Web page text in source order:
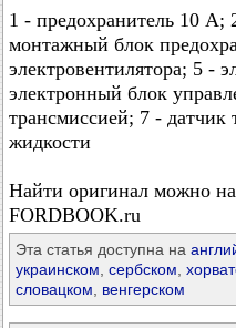
1 - предохранитель 10 А;
монтажный блок
электровентилятора; 5 -
электронный блок
трансмиссией; 7 -
жидкости
Найти оригинал можно на
FORDBOOK.ru
Эта статья доступна на
украинском сербском
словацком
венгерском